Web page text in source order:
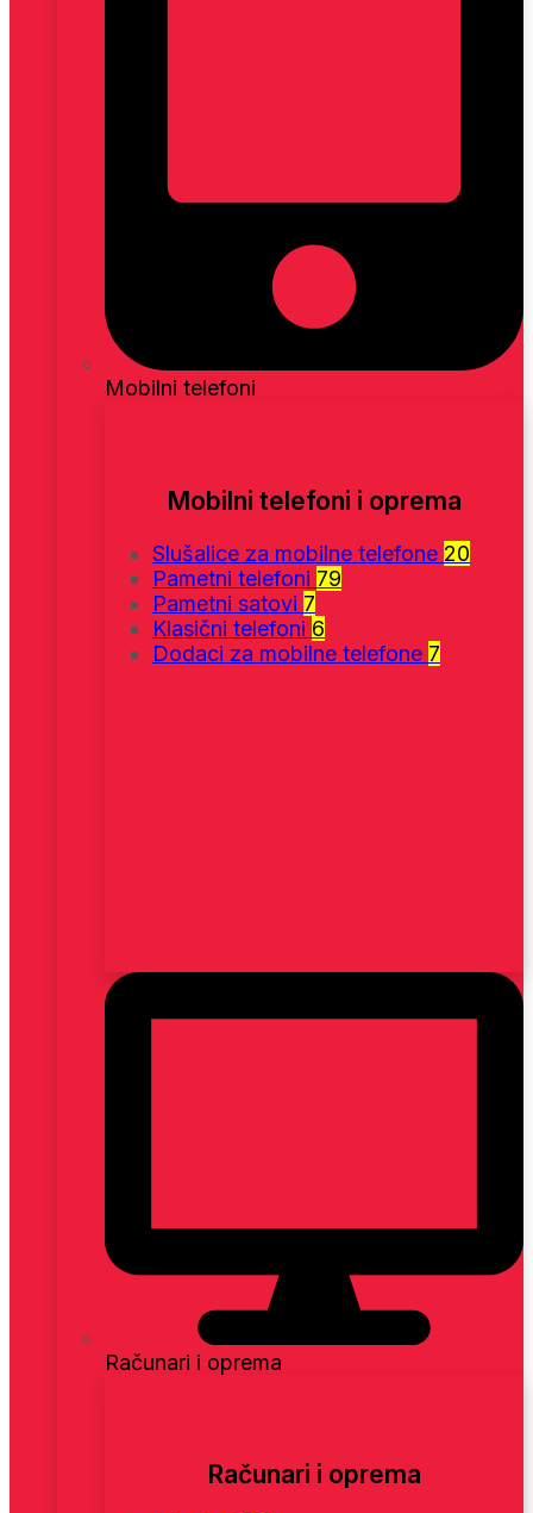
Mobilni telefoni
Mobilni telefoni i oprema
Slušalice za mobilne telefone 20
Pametni telefoni 79
Pametni satovi 7
Klasični telefoni 6
Dodaci za mobilne telefone 7
Računari i oprema
Računari i oprema